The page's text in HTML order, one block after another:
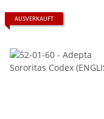
AUSVERKAUFT